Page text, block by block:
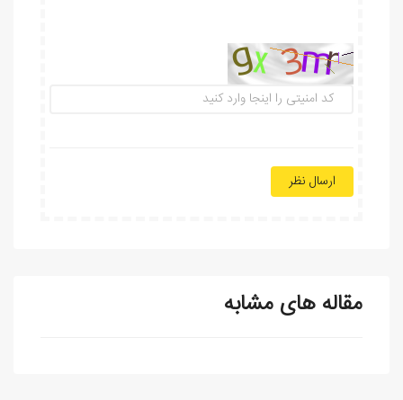
ارسال نظر
مقاله های مشابه